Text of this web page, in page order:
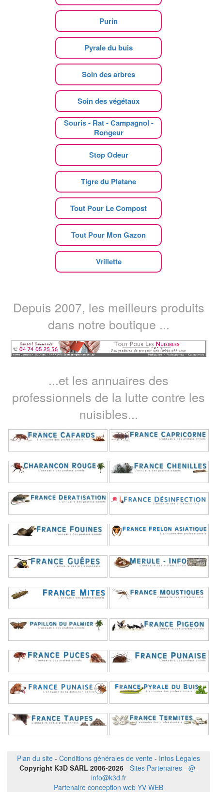
Purin
Pyrale du buis
Soin des arbres
Soin des végétaux
Souris - Rat - Campagnol -
Rongeur
Stop Odeur
Tigre du Platane
Tout Pour Le Compost
Tout Pour Mon Gazon
Vrillette
Depuis 2007, les meilleurs produits
dans notre boutique ...
...et les annuaires des
professionnels de la lutte contre les
nuisibles...
Plan du site - Conditions générales de vente - Infos Légales
Copyright K3D SARL 2006-2026 - Sites Partenaires - @-
info@k3d.fr
Partenaire conception web YV WEB